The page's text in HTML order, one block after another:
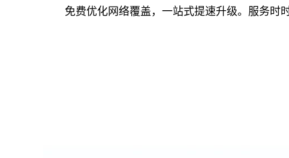
免费优化网络覆盖，一站式提速升级。服务时